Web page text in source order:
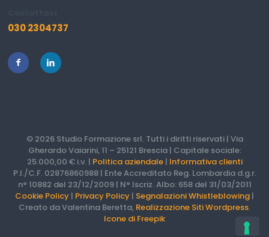
030 2304737
© 2026 Studio Formazione srl. Tutti i diritti riservati | Via
Gherardo Vaiarini, 11 – 25121 Brescia | Capitale sociale:
25.000,00 € i.v. | Politica aziendale| Informativa clienti
P.I./C.F. 02876860988 | Ente Accreditato Reg. Lombardia d.g.r.
n° 10882 del 23/12/2009 | N° Iscriz. Albo: 658 del 31/03/2011
Cookie Policy | Privacy Policy | Segnalazioni Whistleblowing |
Creato da Valentina Beretta, Realizzazione Siti Wordpress.
Icone di Freepik